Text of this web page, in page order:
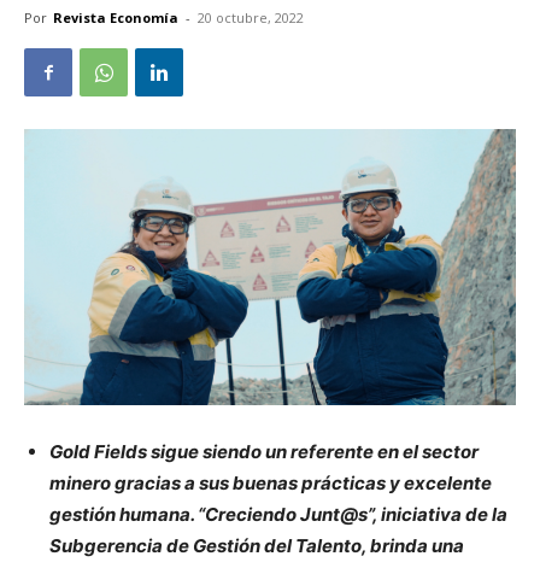
Por Revista Economía - 20 octubre, 2022
Gold Fields sigue siendo un referente en el sector
minero gracias a sus buenas prácticas y excelente
gestión humana. “Creciendo Junt@s”, iniciativa de la
Subgerencia de Gestión del Talento, brinda una